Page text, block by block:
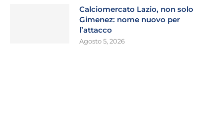
Calciomercato Lazio, non solo
Gimenez: nome nuovo per
l’attacco
Agosto 5, 2026